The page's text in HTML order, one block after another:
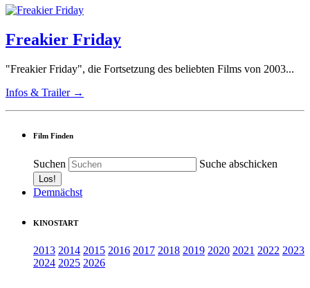
Freakier Friday
"Freakier Friday", die Fortsetzung des beliebten Films von 2003...
Infos & Trailer →
Film Finden
Suchen Suche abschicken
Demnächst
KINOSTART
2013 2014 2015 2016 2017 2018 2019 2020 2021 2022 2023
2024 2025 2026